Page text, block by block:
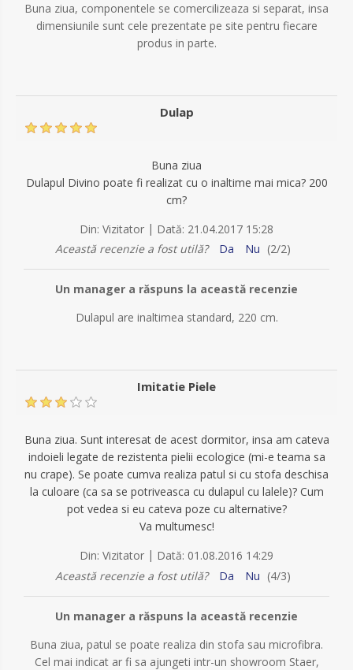
Buna ziua, componentele se comercilizeaza si separat, insa
dimensiunile sunt cele prezentate pe site pentru fiecare
produs in parte.
Dulap
Buna ziua
Dulapul Divino poate fi realizat cu o inaltime mai mica? 200
cm?
Din: Vizitator | Dată: 21.04.2017 15:28
Această recenzie a fost utilă?
Da Nu (2/2)
Un manager a răspuns la această recenzie
Dulapul are inaltimea standard, 220 cm.
Imitatie Piele
Buna ziua. Sunt interesat de acest dormitor, insa am cateva
indoieli legate de rezistenta pielii ecologice (mi-e teama sa
nu crape). Se poate cumva realiza patul si cu stofa deschisa
la culoare (ca sa se potriveasca cu dulapul cu lalele)? Cum
pot vedea si eu cateva poze cu alternative?
Va multumesc!
Din: Vizitator | Dată: 01.08.2016 14:29
Această recenzie a fost utilă?
Da Nu (4/3)
Un manager a răspuns la această recenzie
Buna ziua, patul se poate realiza din stofa sau microfibra.
Cel mai indicat ar fi sa ajungeti intr-un showroom Staer,